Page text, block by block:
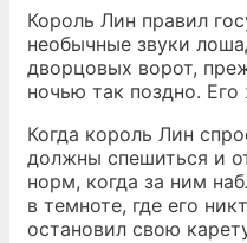
Король Лин правил
необычные звуки
дворцовых ворот,
ночью так поздно.
Когда король Лин
должны спешиться и
норм, когда за ним
в темноте, где его
остановил свою